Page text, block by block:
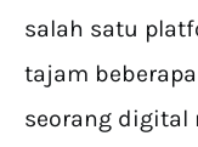
salah satu
tajam
seorang digital